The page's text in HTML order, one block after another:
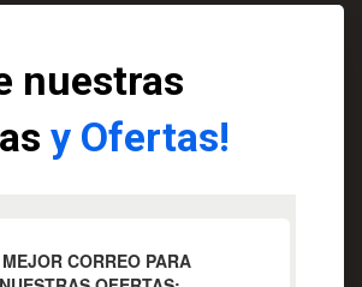
nuestras
y Ofertas!